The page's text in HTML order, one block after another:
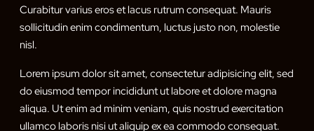
Curabitur varius eros et lacus rutrum consequat. Mauris
sollicitudin enim condimentum, luctus justo non, molestie
nisl.
Lorem ipsum dolor sit amet, consectetur adipisicing elit, sed
do eiusmod tempor incididunt ut labore et dolore magna
aliqua. Ut enim ad minim veniam, quis nostrud exercitation
ullamco laboris nisi ut aliquip ex ea commodo consequat.